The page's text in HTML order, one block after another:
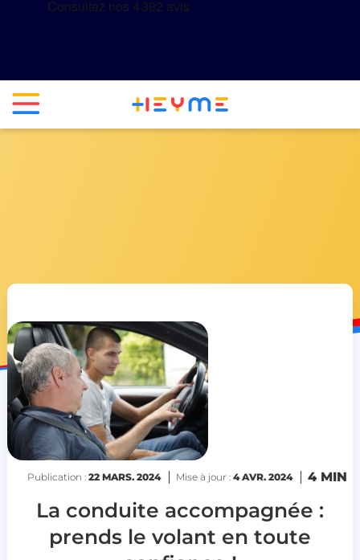
Publication : 22 MARS. 2024 Mise à jour : 4 AVR. 2024 4 MIN
La conduite accompagnée :
prends le volant en toute